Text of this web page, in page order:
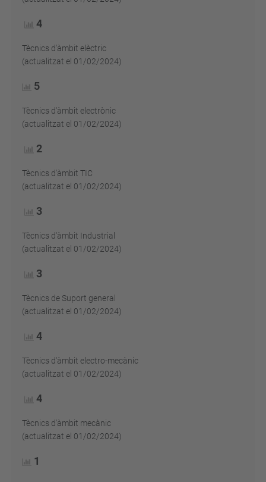
4
Tècnics d'àmbit elèctric
(actualitzat el 01/02/2024)
5
Tècnics d'àmbit electrònic
(actualitzat el 01/02/2024)
2
Tècnics d'àmbit TIC
(actualitzat el 01/02/2024)
3
Tècnics d'àmbit Industrial
(actualitzat el 01/02/2024)
3
Tècnics de Suport general
(actualitzat el 01/02/2024)
4
Tècnics d'àmbit electro-mecànic
(actualitzat el 01/02/2024)
4
Tècnics d'àmbit mecànic
(actualitzat el 01/02/2024)
1